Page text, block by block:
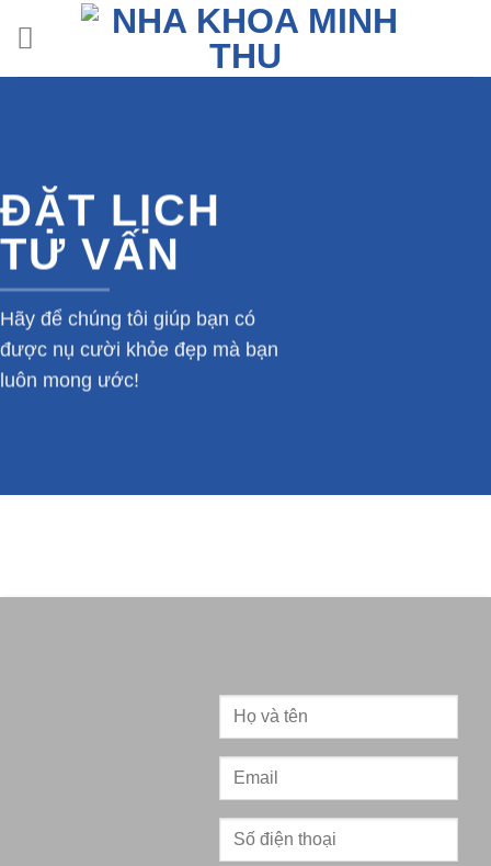
content
ĐẶT LỊCH
TƯ VẤN
Hãy để chúng tôi giúp bạn có
được nụ cười khỏe đẹp mà bạn
luôn mong ước!